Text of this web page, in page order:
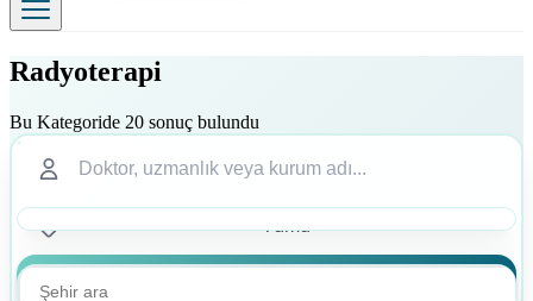
Radyoterapi
Bu Kategoride 20 sonuç bulundu